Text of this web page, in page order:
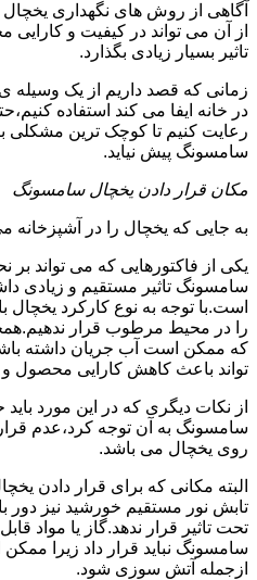
آگاهی از روش های نگهداری
از آن می تواند در کیفیت و
تاثیر بسیار زیادی بگذارد.
زمانی که قصد داریم از یک وسیله
در خانه ایفا می کند استفاده
رعایت کنیم تا کوچک ترین مشکلی
سامسونگ پیش نیاید.
مکان قرار دادن یخچال سامسونگ
به جایی که یخچال را در آشپزخانه
یکی از فاکتورهایی که می تواند بر
سامسونگ تاثیر مستقیم و زیادی
است.با توجه به نوع کارکرد یخچال
را در محیط مرطوب قرار
که ممکن است آب جریان داشته
تواند باعث کاهش کارایی محصول
از نکات دیگری که در این مورد
سامسونگ به آن توجه کرد،عدم
روی یخچال می باشد.
البته مکانی که برای قرار دادن
تابش نور مستقیم خورشید نیز دور
تحت تاثیر قرار ندهد.گاز یا مواد
سامسونگ نباید قرار داد زیرا
ازجمله آتش سوزی شود.